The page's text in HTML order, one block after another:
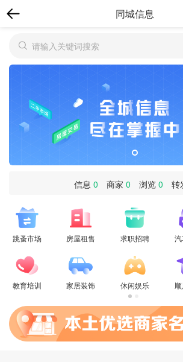
同城信息
信息 0 商家 0 浏览 0 转
跳蚤市场 房屋租售 求职招聘
教育培训 家居装饰 休闲娱乐